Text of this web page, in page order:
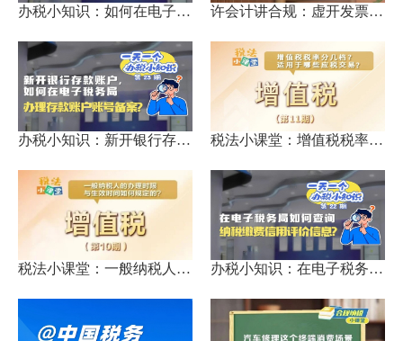
办税小知识：如何在电子税务... 许会计讲合规：虚开发票“碰...
办税小知识：新开银行存款账... 税法小课堂：增值税税率分几...
税法小课堂：一般纳税人的办... 办税小知识：在电子税务局如...